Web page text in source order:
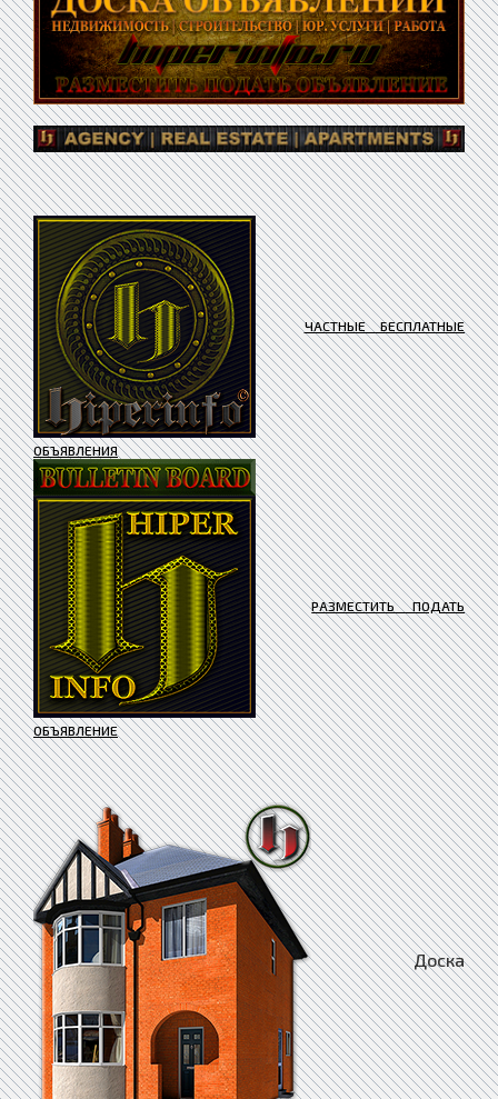
ЧАСТНЫЕ БЕСПЛАТНЫЕ
ОБЪЯВЛЕНИЯ
РАЗМЕСТИТЬ ПОДАТЬ
ОБЪЯВЛЕНИЕ
Доска объявлений финансовые операции Соль-Илецк, Доска объявлений финансовые операции Сольвычегодск, Доска объявлений финансовые операции Сольцы, Доска объявлений финансовые операции Сорочинск, Доска объявлений финансовые операции Сорск, Доска объявлений финансовые операции Сортавала, Доска объявлений финансовые операции Сосенский, Доска объявлений финансовые операции Сосновка, Доска объявлений финансовые операции Сосновоборск, Доска объявлений финансовые операции Сосновый Бор, Доска объявлений финансовые операции Сосногорск, Доска объявлений финансовые операции Сочи, Доска объявлений финансовые операции Спас-Деменск, Доска объявлений финансовые операции Абаза, Доска объявлений финансовые операции Абакан, Доска объявлений финансовые операции Абдулино, Доска объявлений финансовые операции Абинск, Доска объявлений финансовые операции Агидель, Доска объявлений финансовые операции Агрыз, Доска объявлений финансовые операции Адыгейск, Доска объявлений финансовые операции Азнакаево, Доска объявлений финансовые операции Азов, Доска объявлений финансовые операции Ак-Довурак, Доска объявлений финансовые операции Аксай, Доска объявлений финансовые операции Алагир, Доска объявлений финансовые операции Алапаевск, Доска объявлений финансовые операции Алатырь, Доска объявлений финансовые операции Алдан, Доска объявлений финансовые операции Алейск, Доска объявлений финансовые операции Александров, Доска объявлений финансовые операции Александровск, Доска объявлений финансовые операции Александровск-Сахалинский, Доска объявлений финансовые операции Алексеевка, Доска объявлений финансовые операции Алексин, Доска объявлений финансовые операции Алзамай, Доска объявлений финансовые операции Алупка, Доска объявлений финансовые операции Алушта, Доска объявлений финансовые операции Альметьевск, Доска объявлений финансовые операции Амурск, Доска объявлений финансовые операции Анадырь, Доска объявлений финансовые операции Анапа, Доска объявлений финансовые операции Ангарск, Доска объявлений финансовые операции Андреаполь, Доска объявлений финансовые операции Анжеро-Судженск, Доска объявлений финансовые операции Анива, Доска объявлений финансовые операции Апатиты, Доска объявлений финансовые операции Апрелевка, Доска объявлений финансовые операции Апшеронск, Доска объявлений финансовые операции Арамиль, Доска объявлений финансовые операции Аргун, Доска объявлений финансовые операции Ардатов, Доска объявлений финансовые операции Ардон, Доска объявлений финансовые операции Арзамас, Доска объявлений финансовые операции Аркадак, Доска объявлений финансовые операции Армавир, Доска объявлений финансовые операции Армянск, Доска объявлений финансовые операции Арсеньев, Доска объявлений финансовые операции Арск, Доска объявлений финансовые операции Артём, Доска объявлений финансовые операции Артёмовск, Доска объявлений финансовые операции Артёмовский, Доска объявлений финансовые операции Архангельск, Доска объявлений финансовые операции Асбест, Доска объявлений финансовые операции Асино, Доска объявлений финансовые операции Астрахань, Доска объявлений финансовые операции Аткарск, Доска объявлений финансовые операции Ахтубинск, Доска объявлений финансовые операции Ачинск, Доска объявлений финансовые операции Аша, Доска объявлений финансовые операции Бабаево, Доска объявлений финансовые операции Бабушкин, Доска объявлений финансовые операции Бавлы, Доска объявлений финансовые операции Багратионовск, Доска объявлений финансовые операции Байкальск, Доска объявлений финансовые операции Баймак, Доска объявлений финансовые операции Бакал, Доска объявлений финансовые операции Баксан, Доска объявлений финансовые операции Балабаново, Доска объявлений финансовые операции Балаково, Доска объявлений финансовые операции Балахна, Доска объявлений финансовые операции Балашиха, Доска объявлений финансовые операции Балашов, Доска объявлений финансовые операции Балей, Доска объявлений финансовые операции Балтийск, Доска объявлений финансовые операции Барабинск, Доска объявлений финансовые операции Барнаул, Доска объявлений финансовые операции Барыш, Доска объявлений финансовые операции Батайск, Доска объявлений финансовые операции Бахчисарай, Доска объявлений финансовые операции Бежецк, Доска объявлений финансовые операции Белая Калитва, Доска объявлений финансовые операции Белая Холуница, Доска объявлений финансовые операции Белгород, Доска объявлений финансовые операции Белебей, Доска объявлений финансовые операции Белёв, Доска объявлений финансовые операции Белинский, Доска объявлений финансовые операции Белово, Доска объявлений финансовые операции Белогорск, Доска объявлений финансовые операции Белогорск, Доска объявлений финансовые операции Белозерск, Доска объявлений финансовые операции Белокуриха, Доска объявлений финансовые операции Беломорск, Доска объявлений финансовые операции Белорецк, Доска объявлений финансовые операции Белореченск, Доска объявлений финансовые операции Белоусово, Доска объявлений финансовые операции Белоярский, Доска объявлений финансовые операции Белый, Доска объявлений финансовые операции Бердск, Доска объявлений финансовые операции Березники, Доска объявлений финансовые операции Берёзовский, Доска объявлений финансовые операции Берёзовский, Доска объявлений финансовые операции Беслан, Доска объявлений финансовые операции Бийск, Доска объявлений финансовые операции Бикин, Доска объявлений финансовые операции Билибино, Доска объявлений финансовые операции Биробиджан, Доска объявлений финансовые операции Бирск, Доска объявлений финансовые операции Бирюсинск, Доска объявлений финансовые операции Бирюч, Доска объявлений финансовые операции Благовещенск, Доска объявлений финансовые операции Благодарный, Доска объявлений финансовые операции Бобров, Доска объявлений финансовые операции Богданович, Доска объявлений финансовые операции Богородицк, Доска объявлений финансовые операции Богородск, Доска объявлений финансовые операции Боготол, Доска объявлений финансовые операции Богучар, Доска объявлений финансовые операции Бодайбо, Доска объявлений финансовые операции Бокситогорск, Доска объявлений финансовые операции Болгар, Доска объявлений финансовые операции Бологое, Доска объявлений финансовые операции Болотное, Доска объявлений финансовые операции Болохово, Доска объявлений финансовые операции Болхов, Доска объявлений финансовые операции Большой Камень, Доска объявлений финансовые операции Бор, Доска объявлений финансовые операции Борзя, Доска объявлений финансовые операции Борисоглебск, Доска объявлений финансовые операции Боровичи, Доска объявлений финансовые операции Боровск, Доска объявлений финансовые операции Бородино, Доска объявлений финансовые операции Братск, Доска объявлений финансовые операции Бронницы, Доска объявлений финансовые операции Брянск, Доска объявлений финансовые операции Бугульма, Доска объявлений финансовые операции Бугуруслан, Доска объявлений финансовые операции Будённовск, Доска объявлений финансовые операции Бузулук, Доска объявлений финансовые операции Буинск, Доска объявлений финансовые операции Буй, Доска объявлений финансовые операции Буйнакск, Доска объявлений финансовые операции Бутурлиновка, Доска объявлений финансовые операции Валдай, Доска объявлений финансовые операции Валуйки, Доска объявлений финансовые операции Велиж, Доска объявлений финансовые операции Великие Луки, Доска объявлений финансовые операции Великий Новгород, Доска объявлений финансовые операции Великий Устюг, Доска объявлений финансовые операции Вельск, Доска объявлений финансовые операции Венёв, Доска объявлений финансовые операции Верещагино, Доска объявлений финансовые операции Верея, Доска объявлений финансовые операции Верхнеуральск, Доска объявлений финансовые операции Верхний Тагил, Доска объявлений финансовые операции Верхний Уфалей, Доска объявлений финансовые операции Верхняя Пышма, Доска объявлений финансовые операции Верхняя Салда, Доска объявлений финансовые операции Верхняя Тура, Доска объявлений финансовые операции Верхотурье, Доска объявлений финансовые операции Верхоянск, Доска объявлений финансовые операции Весьегонск, Доска объявлений финансовые операции Ветлуга, Доска объявлений финансовые операции Видное, Доска объявлений финансовые операции Вилюйск, Доска объявлений финансовые операции Вилючинск, Доска объявлений финансовые операции Вихоревка, Доска объявлений финансовые операции Вичуга, Доска объявлений финансовые операции Владивосток, Доска объявлений финансовые операции Владикавказ, Доска объявлений финансовые операции Владимир, Доска объявлений финансовые операции Волгоград, Доска объявлений финансовые операции Волгодонск, Доска объявлений финансовые операции Волгореченск, Доска объявлений финансовые операции Волжск, Доска объявлений финансовые операции Волжский, Доска объявлений финансовые операции Вологда, Доска объявлений финансовые операции Володарск, Доска объявлений финансовые операции Волоколамск, Доска объявлений финансовые операции Волосово, Доска объявлений финансовые операции Волхов, Доска объявлений финансовые операции Волчанск, Доска объявлений финансовые операции Вольск, Доска объявлений финансовые операции Воркута, Доска объявлений финансовые операции Воронеж, Доска объявлений финансовые операции Ворсма, Доска объявлений финансовые операции Воскресенск, Доска объявлений финансовые операции Воткинск, Доска объявлений финансовые операции Всеволожск, Доска объявлений финансовые операции Вуктыл, Доска объявлений финансовые операции Выборг, Доска объявлений финансовые операции Выкса, Доска объявлений финансовые операции Высоковск, Доска объявлений финансовые операции Высоцк, Доска объявлений финансовые операции Вытегра, Доска объявлений финансовые операции Вышний Волочёк, Доска объявлений финансовые операции Вяземский, Доска объявлений финансовые операции Вязники, Доска объявлений финансовые операции Вязьма, Доска объявлений финансовые операции Вятские Поляны, Доска объявлений финансовые операции Гаврилов Посад, Доска объявлений финансовые операции Гаврилов-Ям, Доска объявлений финансовые о